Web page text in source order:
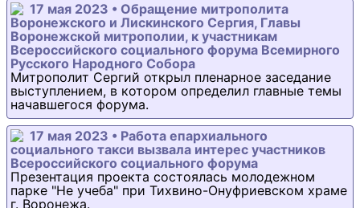
17 мая 2023 • Обращение митрополита
Воронежского и Лискинского Сергия, Главы
Воронежской митрополии, к участникам
Всероссийского социального форума Всемирного
Русского Народного Собора
Митрополит Сергий открыл пленарное заседание
выступлением, в котором определил главные темы
начавшегося форума.
17 мая 2023 • Работа епархиального
социального такси вызвала интерес участников
Всероссийского социального форума
Презентация проекта состоялась молодежном
парке "Не учеба" при Тихвино-Онуфриевском храме
г. Воронежа.